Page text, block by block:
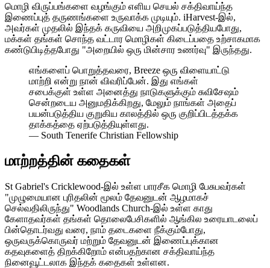
மொழி விருப்பங்களை வழங்கும் எளிய செயல் சக்திவாய்ந்த
இணைப்புத் தருணங்களை உருவாக்க முடியும். iHarvest-இல்,
அவர்கள் முதலில் இந்தக் கருவியை அறிமுகப்படுத்தியபோது,
மக்கள் தங்கள் சொந்த வட்டார மொழிகள் கிடைப்பதை உற்சாகமாக
கண்டுபிடித்தபோது "அறையில் ஒரு மின்சார உணர்வு" இருந்தது.
எங்களைப் பொறுத்தவரை, Breeze ஒரு விளையாட்டு
மாற்றி என்று நான் விவரிப்பேன். இது எங்கள்
சபைக்குள் உள்ள அனைத்து நாடுகளுக்கும் சுவிசேஷம்
சென்றடைய அனுமதிக்கிறது, மேலும் நாங்கள் அதைப்
பயன்படுத்திய குறுகிய காலத்தில் ஒரு குறிப்பிடத்தக்க
தாக்கத்தை ஏற்படுத்தியுள்ளது.
— South Tenerife Christian Fellowship
மாற்றத்தின் கதைகள்
St Gabriel's Cricklewood-இல் உள்ள பாரசீக மொழி பேசுபவர்கள்
"முழுமையான புரிதலின் மூலம் தேவனுடன் ஆழமாகச்
செல்வதிலிருந்து" Woodlands Church-இல் உள்ள காது
கேளாதவர்கள் தங்கள் தொலைபேசிகளில் ஆங்கில உரையாடலைப்
பின்தொடர்வது வரை, நாம் தடைகளை நீக்கும்போது,
ஒருவருக்கொருவர் மற்றும் தேவனுடன் இணைப்புக்கான
கதவுகளைத் திறக்கிறோம் என்பதற்கான சக்திவாய்ந்த
நினைவூட்டலாக இந்தக் கதைகள் உள்ளன.